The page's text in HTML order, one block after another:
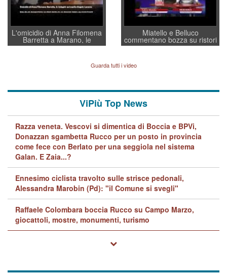
L'omicidio di Anna Filomena
Barretta a Marano, le
indagini dei carabinieri di
quelle di... Barbara D'Urso
Miatello e Belluco
commentano bozza su ristori
BPVi e Veneto Banca
Guarda tutti i video
ViPiù Top News
Razza veneta. Vescovi si dimentica di Boccia e BPVi,
Donazzan sgambetta Rucco per un posto in provincia
come fece con Berlato per una seggiola nel sistema
Galan. E Zaia...?
Ennesimo ciclista travolto sulle strisce pedonali,
Alessandra Marobin (Pd): "il Comune si svegli"
Raffaele Colombara boccia Rucco su Campo Marzo,
giocattoli, mostre, monumenti, turismo